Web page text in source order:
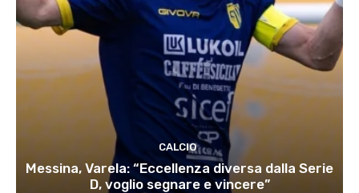
CALCIO
Messina, Varela: “Eccellenza diversa dalla Serie
D, voglio segnare e vincere”